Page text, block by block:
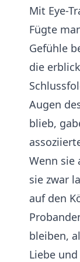
Mit Eye-
Fügte
Gefühle
die
Augen
blieb,
Wenn sie
sie zwar
auf den
bleiben,
Liebe